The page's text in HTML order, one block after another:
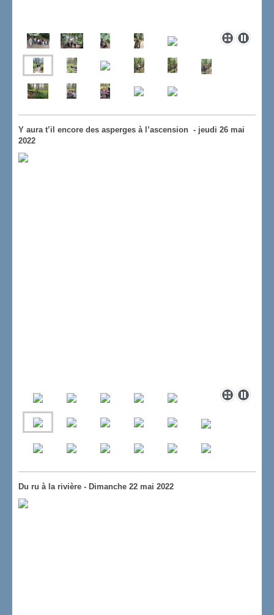
Y aura t’il encore des asperges à l’ascension - jeudi 26 mai
2022
Du ru à la rivière - Dimanche 22 mai 2022